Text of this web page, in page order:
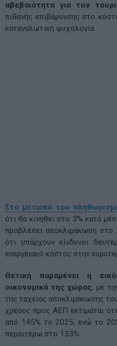
αβεβαιότητα για τον
πιθανής επιβάρυνσης στο
καταναλωτική ψυχολογία.
Στο μέτωπο του
ότι θα κινηθεί στο 3% κατά
προβλέπει αποκλιμάκωση στο
ότι υπάρχουν κίνδυνοι
ενεργειακό κόστος στην
Θετική παραμένει η
οικονομικά της χώρας, με
της ταχείας αποκλιμάκωσης
χρέους προς ΑΕΠ εκτιμάται
από 145% το 2025, ενώ το
περαιτέρω στο 133%.